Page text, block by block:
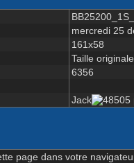
mercredi 25
161x58
Taille originale
6356
Jack
page dans votre